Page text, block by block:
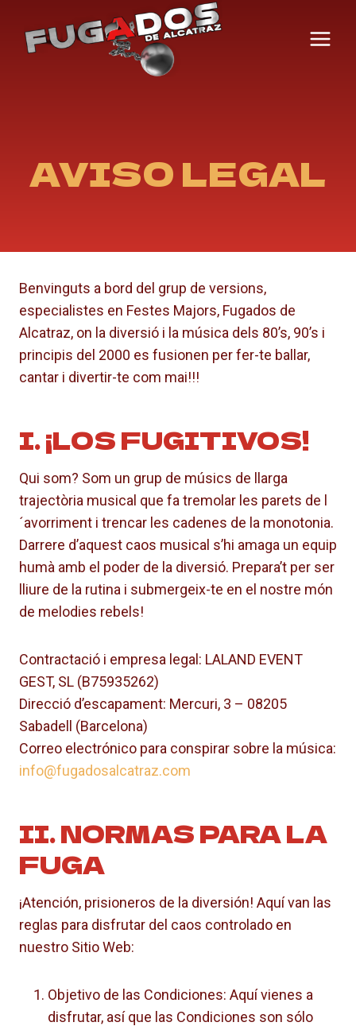
contenido
AVISO LEGAL
Benvinguts a bord del grup de versions,
especialistes en Festes Majors, Fugados de
Alcatraz, on la diversió i la música dels 80’s, 90’s i
principis del 2000 es fusionen per fer-te ballar,
cantar i divertir-te com mai!!!
I. ¡LOS FUGITIVOS!
Qui som? Som un grup de músics de llarga
trajectòria musical que fa tremolar les parets de l
´avorriment i trencar les cadenes de la monotonia.
Darrere d’aquest caos musical s’hi amaga un equip
humà amb el poder de la diversió. Prepara’t per ser
lliure de la rutina i submergeix-te en el nostre món
de melodies rebels!
Contractació i empresa legal: LALAND EVENT
GEST, SL (B75935262)
Direcció d’escapament: Mercuri, 3 – 08205
Sabadell (Barcelona)
Correo electrónico para conspirar sobre la música:
info@fugadosalcatraz.com
II. NORMAS PARA LA
FUGA
¡Atención, prisioneros de la diversión! Aquí van las
reglas para disfrutar del caos controlado en
nuestro Sitio Web:
Objetivo de las Condiciones: Aquí vienes a
disfrutar, así que las Condiciones son sólo